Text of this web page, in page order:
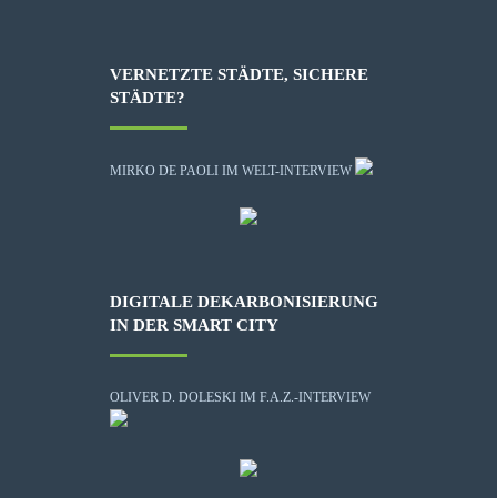
VERNETZTE STÄDTE, SICHERE
STÄDTE?
MIRKO DE PAOLI IM WELT-INTERVIEW
DIGITALE DEKARBONISIERUNG
IN DER SMART CITY
OLIVER D. DOLESKI IM F.A.Z.-INTERVIEW